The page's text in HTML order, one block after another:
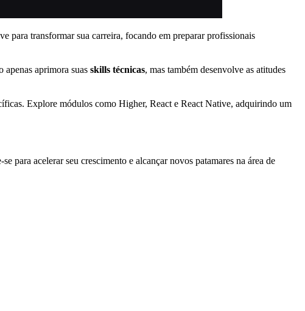
para transformar sua carreira, focando em preparar profissionais
aprimora suas skills técnicas, mas também desenvolve as atitudes
Explore módulos como Higher, React e React Native, adquirindo um
para acelerar seu crescimento e alcançar novos patamares na área de